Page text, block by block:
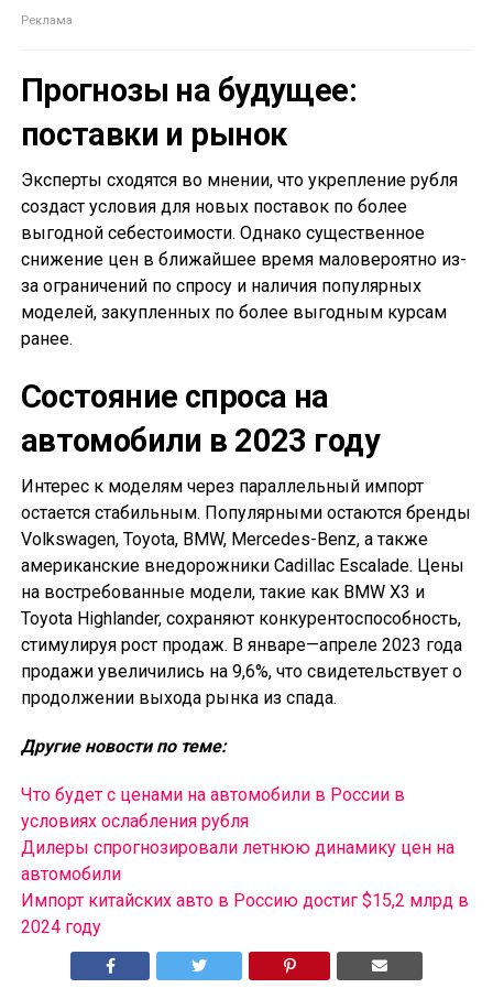
Прогнозы на будущее:
поставки и рынок
Эксперты сходятся во мнении, что укрепление рубля
создаст условия для новых поставок по более
выгодной себестоимости. Однако существенное
снижение цен в ближайшее время маловероятно из-
за ограничений по спросу и наличия популярных
моделей, закупленных по более выгодным курсам
ранее.
Состояние спроса на
автомобили в 2023 году
Интерес к моделям через параллельный импорт
остается стабильным. Популярными остаются бренды
Volkswagen, Toyota, BMW, Mercedes-Benz, а также
американские внедорожники Cadillac Escalade. Цены
на востребованные модели, такие как BMW X3 и
Toyota Highlander, сохраняют конкурентоспособность,
стимулируя рост продаж. В январе—апреле 2023 года
продажи увеличились на 9,6%, что свидетельствует о
продолжении выхода рынка из спада.
Другие новости по теме:
Что будет с ценами на автомобили в России в
условиях ослабления рубля
Дилеры спрогнозировали летнюю динамику цен на
автомобили
Импорт китайских авто в Россию достиг $15,2 млрд в
2024 году